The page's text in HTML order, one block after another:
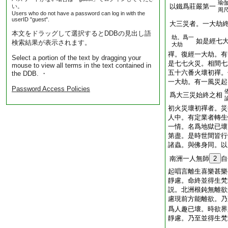
い。
Users who do not have a password can log in with the
userID "guest".
本文をドラッグして選択するとDDBの見出し語
検索結果が表示されます。
Select a portion of the text by dragging your
mouse to view all terms in the text contained in
the DDB. ・
Password Access Policies
以鐵爲莊嚴第一 瑜
周
大三災者。一大劫
劫。爲一
大劫
如是經七
禪。復經一大劫。
是七七火災。相間
五十六番火壞初禪
一大劫。有一風災
爲大三災始終之相
初火災壞初禪者。
人中。有定業者轉
一情。名爲地獄已
第盡。是時世間皆
諸蟲。與佛身同。
南洲一人無師 2
起唱言離生喜樂甚
靜慮。命終並得生
説。北洲根鈍無離
慮現前方能離欲。
爲人趣已壞。時欲
靜慮。乃至並得生